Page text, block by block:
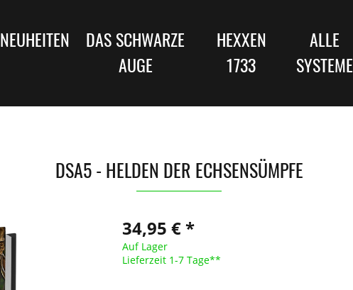
NEUHEITEN
DAS SCHWARZE
AUGE
HEXXEN
1733
ALLE
SYSTEME
DSA5 - HELDEN DER ECHSENSÜMPFE
34,95 € *
Auf Lager
Lieferzeit 1-7 Tage**